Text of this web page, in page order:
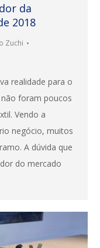
da
2018
Zuchi
realidade para o
foram poucos
Vendo a
negócio, muitos
A dúvida que
do mercado